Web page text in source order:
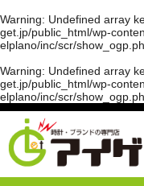
Warning: Undefined array
get.jp/public_html/wp-
elplano/inc/scr/
Warning: Undefined array
get.jp/public_html/wp-
elplano/inc/scr/